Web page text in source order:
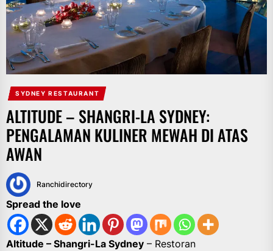
SYDNEY RESTAURANT
ALTITUDE – SHANGRI-LA SYDNEY:
PENGALAMAN KULINER MEWAH DI ATAS
AWAN
Ranchidirectory
Spread the love
Altitude – Shangri-La Sydney – Restoran